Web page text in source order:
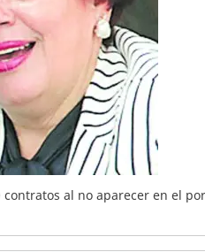
al no aparecer en el